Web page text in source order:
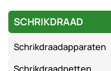
SCHRIKDRAAD
Schrikdraadapparaten
Schrikdraadnetten